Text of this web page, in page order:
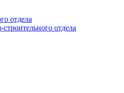
отдела
отдела